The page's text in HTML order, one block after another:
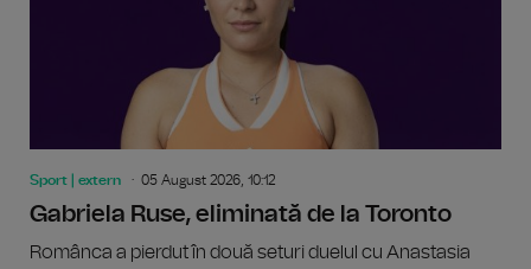
Sport | extern 05 August 2026, 10:12
Gabriela Ruse, eliminată de la Toronto
Românca a pierdut în două seturi duelul cu Anastasia